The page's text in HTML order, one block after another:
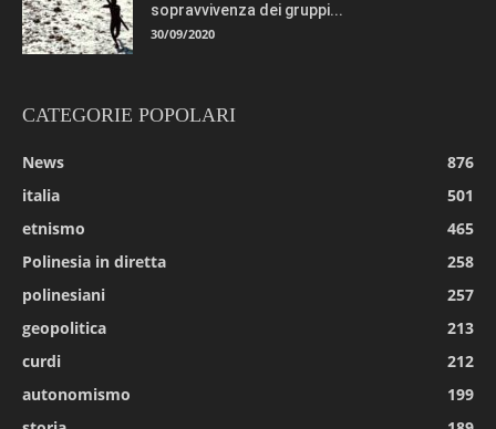
sopravvivenza dei gruppi...
30/09/2020
CATEGORIE POPOLARI
News
876
italia
501
etnismo
465
Polinesia in diretta
258
polinesiani
257
geopolitica
213
curdi
212
autonomismo
199